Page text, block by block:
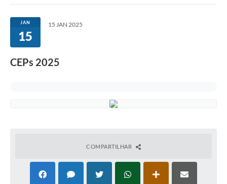
JAN
15
15 JAN 2025
CEPs 2025
COMPARTILHAR